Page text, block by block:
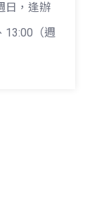
日，逢辦
13:00（週